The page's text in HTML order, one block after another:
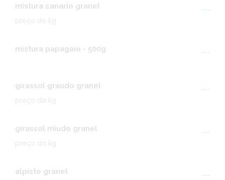
mistura canario granel
---
mistura papagaio - 500g ---
girassol graudo granel
---
girassol miudo granel
---
alpiste granel
---